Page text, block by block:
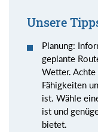
Unsere
Planung:
geplante
Wetter. Achte
Fähigkeiten
ist. Wähle
ist und
bietet.